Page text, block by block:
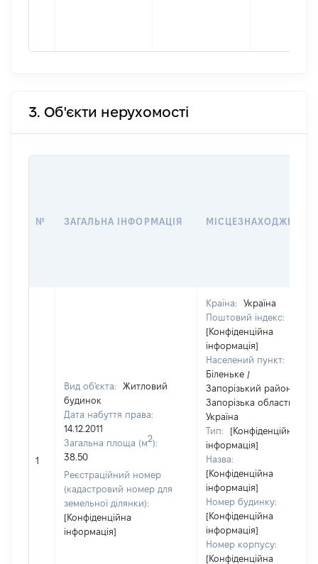
3. Об'єкти нерухомості
№ ЗАГАЛЬНА ІНФОРМАЦІЯ МІСЦЕЗНАХОДЖЕННЯ
1
Вид об'єкта:
Житловий
будинок
Дата набуття права:
14.12.2011
Загальна площа (м2):
38.50
Реєстраційний номер
(кадастровий номер для
земельної ділянки):
[Конфіденційна
інформація]
Країна:
Україна
Поштовий індекс:
[Конфіденційна
інформація]
Населений пункт:
Біленьке /
Запорізький район /
Запорізька область /
Україна
Тип:
[Конфіденційна
інформація]
Назва:
[Конфіденційна
інформація]
Номер будинку:
[Конфіденційна
інформація]
Номер корпусу:
[Конфіденційна